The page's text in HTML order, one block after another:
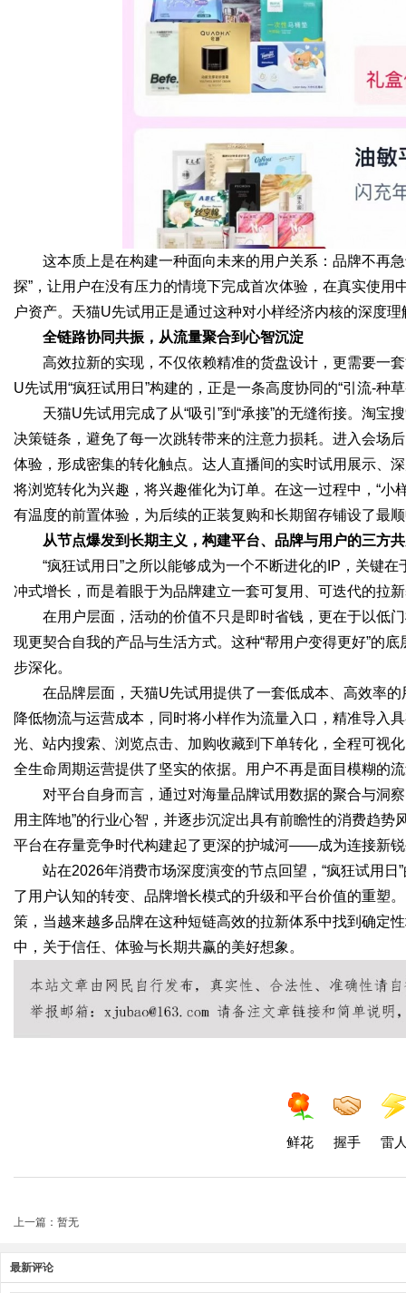
这本质上是在构建一种面向未来的用户关系：品牌不再
探”，让用户在没有压力的情境下完成首次体验，在真实使
户资产。天猫U先试用正是通过这种对小样经济内核的深度
全链路协同共振，从流量聚合到心智沉淀
高效拉新的实现，不仅依赖精准的货盘设计，更需要一
U先试用“疯狂试用日”构建的，正是一条高度协同的“引流-种
天猫U先试用完成了从“吸引”到“承接”的无缝衔接。淘宝
决策链条，避免了每一次跳转带来的注意力损耗。进入会场
体验，形成密集的转化触点。达人直播间的实时试用展示、
将浏览转化为兴趣，将兴趣催化为订单。在这一过程中，“
有温度的前置体验，为后续的正装复购和长期留存铺设了最
从节点爆发到长期主义，构建平台、品牌与用户的三方
“疯狂试用日”之所以能够成为一个不断进化的IP，关键
冲式增长，而是着眼于为品牌建立一套可复用、可迭代的拉
在用户层面，活动的价值不只是即时省钱，更在于以低
现更契合自我的产品与生活方式。这种“帮用户变得更好”的
步深化。
在品牌层面，天猫U先试用提供了一套低成本、高效率
降低物流与运营成本，同时将小样作为流量入口，精准导入
光、站内搜索、浏览点击、加购收藏到下单转化，全程可视
全生命周期运营提供了坚实的依据。用户不再是面目模糊的
对平台自身而言，通过对海量品牌试用数据的聚合与洞
用主阵地”的行业心智，并逐步沉淀出具有前瞻性的消费趋
平台在存量竞争时代构建起了更深的护城河——成为连接新
站在2026年消费市场深度演变的节点回望，“疯狂试用
了用户认知的转变、品牌增长模式的升级和平台价值的重塑
策，当越来越多品牌在这种短链高效的拉新体系中找到确定
中，关于信任、体验与长期共赢的美好想象。
鲜花 握手 雷
上一篇：暂无
最新评论